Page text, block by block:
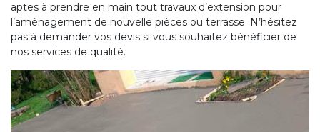
aptes à prendre en main tout travaux d’extension pour
l’aménagement de nouvelle pièces ou terrasse. N’hésitez
pas à demander vos devis si vous souhaitez bénéficier de
nos services de qualité.